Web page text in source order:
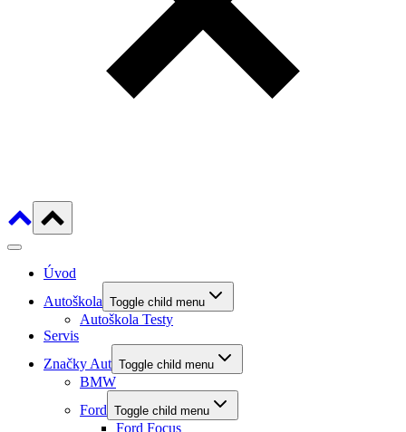
Úvod
Autoškola Toggle child menu
Autoškola Testy
Servis
Značky Aut Toggle child menu
BMW
Ford Toggle child menu
Ford Focus